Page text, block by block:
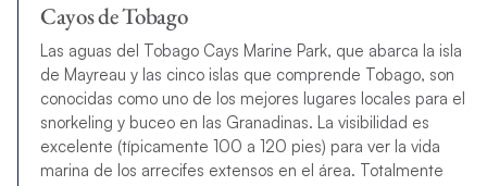
Cayos de Tobago
Las aguas del Tobago Cays Marine Park, que abarca la isla
de Mayreau y las cinco islas que comprende Tobago, son
conocidas como uno de los mejores lugares locales para el
snorkeling y buceo en las Granadinas. La visibilidad es
excelente (típicamente 100 a 120 pies) para ver la vida
marina de los arrecifes extensos en el área. Totalmente